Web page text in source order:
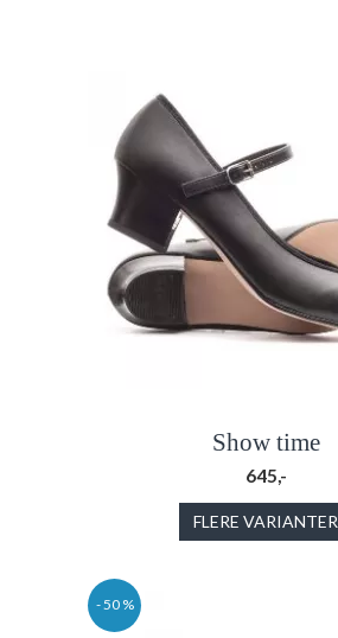
Show time
645,-
FLERE VARIANTER
- 50 %